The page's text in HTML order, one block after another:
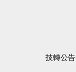
技轉公告